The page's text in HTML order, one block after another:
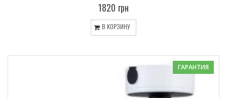
1820 грн
В КОРЗИНУ
ГАРАНТИЯ